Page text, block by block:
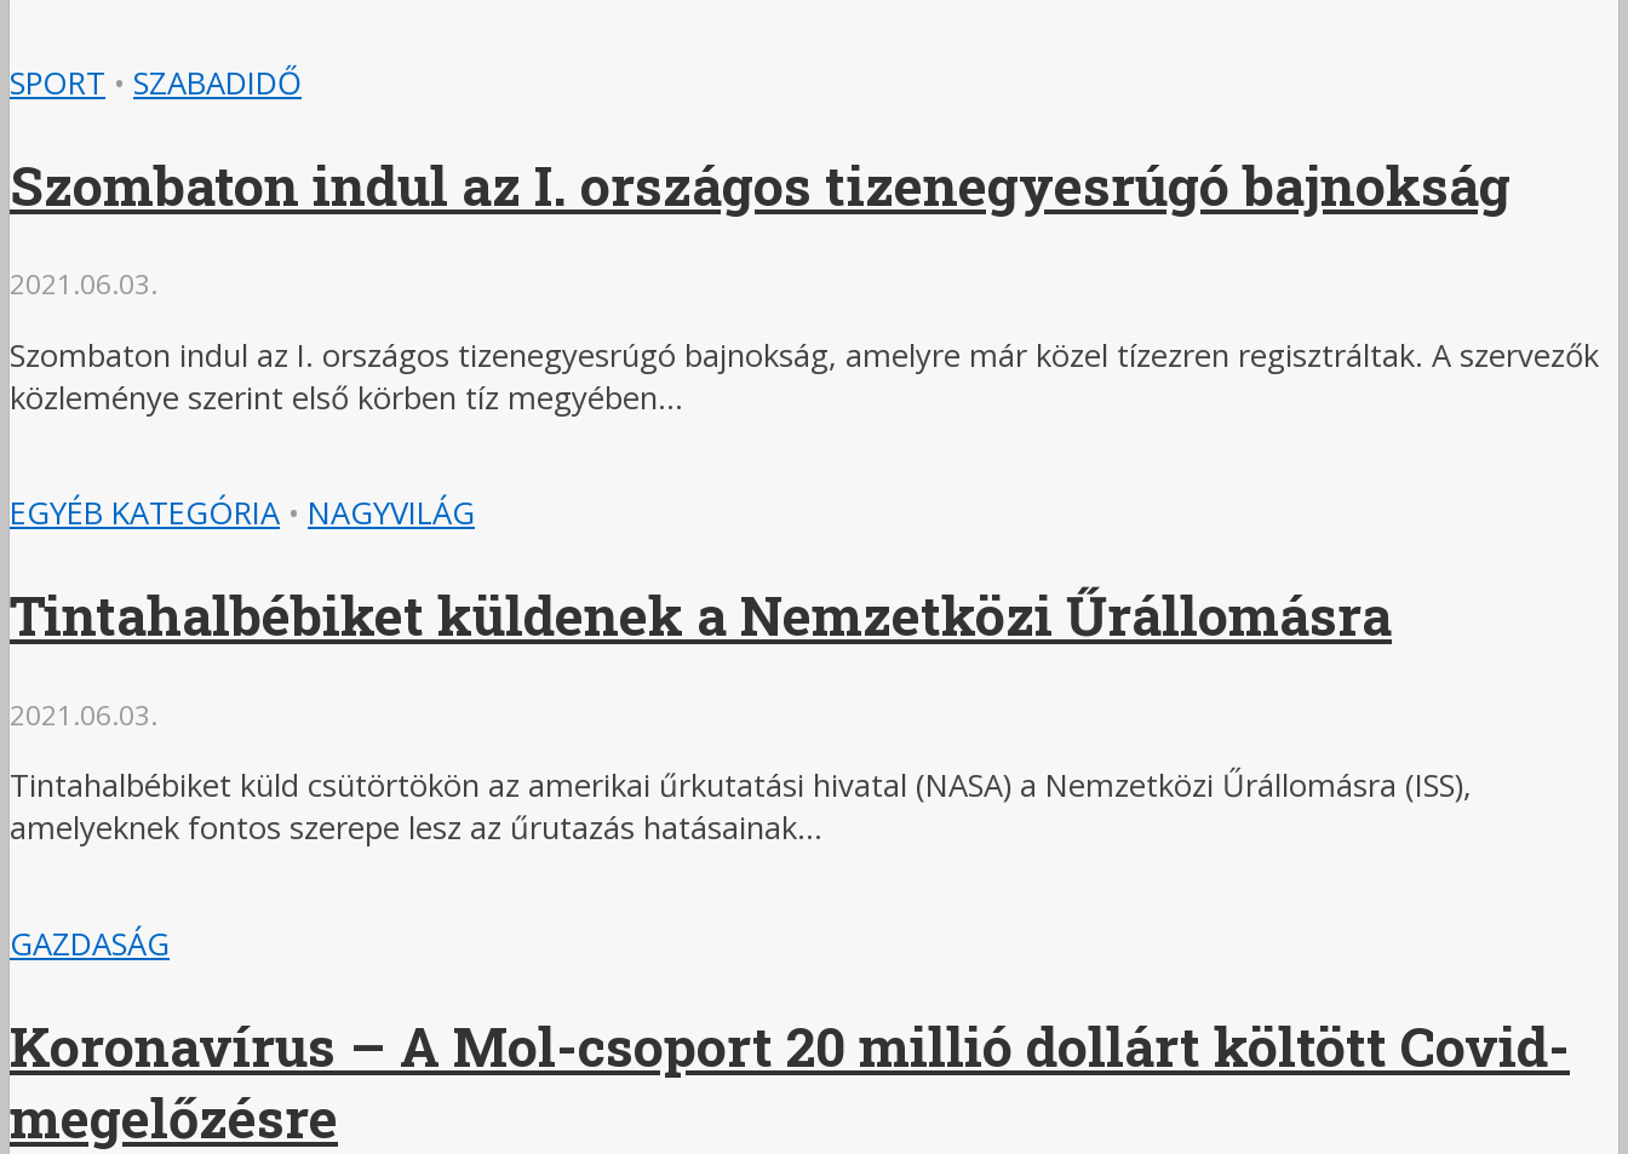
SPORT • SZABADIDŐ
Szombaton indul az I. országos tizenegyesrúgó bajnokság
2021.06.03.
Szombaton indul az I. országos tizenegyesrúgó bajnokság, amelyre már közel tízezren regisztráltak. A szervezők
közleménye szerint első körben tíz megyében...
EGYÉB KATEGÓRIA • NAGYVILÁG
Tintahalbébiket küldenek a Nemzetközi Űrállomásra
2021.06.03.
Tintahalbébiket küld csütörtökön az amerikai űrkutatási hivatal (NASA) a Nemzetközi Űrállomásra (ISS),
amelyeknek fontos szerepe lesz az űrutazás hatásainak...
GAZDASÁG
Koronavírus – A Mol-csoport 20 millió dollárt költött Covid-
megelőzésre